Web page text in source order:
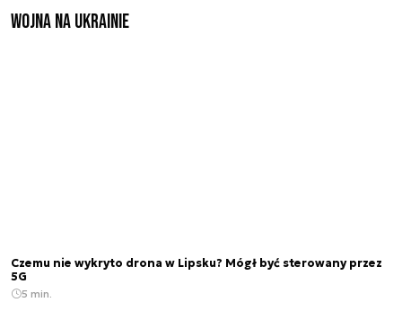
Wojna na Ukrainie
Czemu nie wykryto drona w Lipsku? Mógł być sterowany przez
5G
5 min.